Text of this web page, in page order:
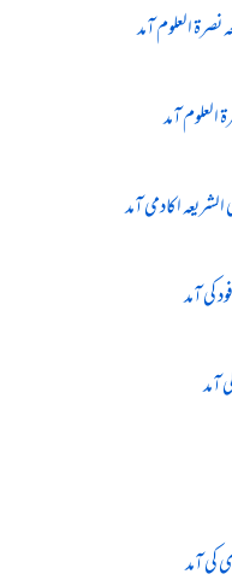
العلوم آمد
العلوم آمد
اکادمی آمد
کی آمد
آمد
کی آمد